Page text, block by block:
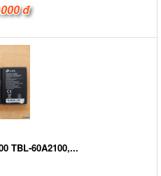
đ
TBL-60A2100,...